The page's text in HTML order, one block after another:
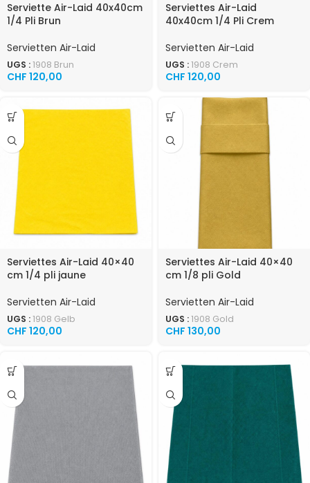
Serviette Air-Laid 40x40cm
1/4 Pli Brun
Servietten Air-Laid
UGS :1908 Brun
CHF 120,00
Serviettes Air-Laid
40x40cm 1/4 Pli Crem
Servietten Air-Laid
UGS :1908 Crem
CHF 120,00
Serviettes Air-Laid 40×40
cm 1/4 pli jaune
Servietten Air-Laid
UGS :1908 Gelb
CHF 120,00
Serviettes Air-Laid 40×40
cm 1/8 pli Gold
Servietten Air-Laid
UGS :1908 Gold
CHF 130,00